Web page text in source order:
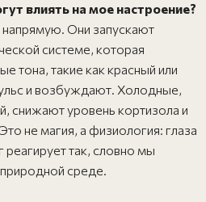
влиять на мое настроение?
Они запускают
системе, которая
тона, такие как красный или
и возбуждают. Холодные,
снижают уровень кортизола и
не магия, а физиология: глаза
так, словно мы
среде.